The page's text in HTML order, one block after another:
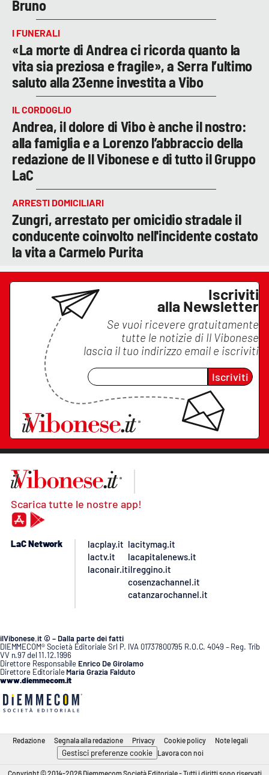
Bruno
I FUNERALI
«La morte di Andrea ci ricorda quanto la
vita sia preziosa e fragile», a Serra l’ultimo
saluto alla 23enne investita a Vibo
IL CORDOGLIO
Andrea, il dolore di Vibo è anche il nostro:
alla famiglia e a Lorenzo l’abbraccio della
redazione de Il Vibonese e di tutto il Gruppo
LaC
ARRESTI DOMICILIARI
Zungri, arrestato per omicidio stradale il
conducente coinvolto nell'incidente costato
la vita a Carmelo Purita
Iscriviti
alla Newsletter
Se vuoi ricevere gratuitamente
tutte le notizie di Il Vibonese
lascia il tuo indirizzo email e iscriviti
Iscriviti
Scarica tutte le nostre app!
LaC Network
lacplay.it
lactv.it
laconair.it
lacitymag.it
lacapitalenews.it
ilreggino.it
cosenzachannel.it
catanzarochannel.it
ilVibonese.it © – Dalla parte dei fatti
DIEMMECOM® Società Editoriale Srl P. IVA 01737800795 R.O.C. 4049 – Reg. Trib
VV n.97 del 11.12.1996
Direttore Responsabile Enrico De Girolamo
Direttore Editoriale Maria Grazia Falduto
www.diemmecom.it
Redazione Segnala alla redazione Privacy Cookie policy Note legali
Gestisci preferenze cookie Lavora con noi
Copyright © 2014-2026 Diemmecom Società Editoriale - Tutti i diritti sono riservati